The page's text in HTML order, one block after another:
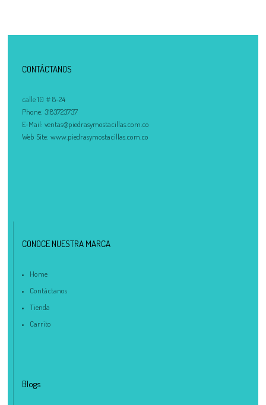
CONTÁCTANOS
calle 10 # 8-24
Phone: 3183723737
E-Mail: ventas@piedrasymostacillas.com.co
Web Site: www.piedrasymostacillas.com.co
CONOCE NUESTRA MARCA
Home
Contáctanos
Tienda
Carrito
Blogs